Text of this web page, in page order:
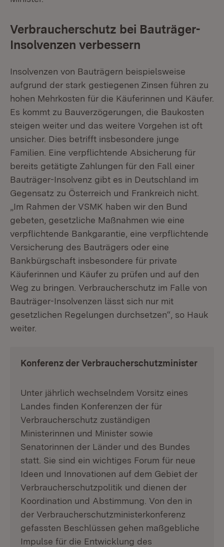
Verbraucherschutz bei Bauträger-
Insolvenzen verbessern
Insolvenzen von Bauträgern beispielsweise
aufgrund der stark gestiegenen Zinsen führen zu
hohen Mehrkosten für die Käuferinnen und Käufer.
Es kommt zu Bauverzögerungen, die Baukosten
steigen weiter und das weitere Vorgehen ist oft
unsicher. Dies betrifft insbesondere junge
Familien. Eine verpflichtende Absicherung für
bereits getätigte Zahlungen für den Fall einer
Bauträger-Insolvenz gibt es in Deutschland im
Gegensatz zu Österreich und Frankreich nicht.
„Im Rahmen der VSMK haben wir den Bund
gebeten, gesetzliche Maßnahmen wie eine
verpflichtende Bankgarantie, eine verpflichtende
Versicherung des Bauträgers oder eine
Bankbürgschaft insbesondere für private
Käuferinnen und Käufer zu prüfen und auf den
Weg zu bringen. Verbraucherschutz im Falle von
Bauträger-Insolvenzen lässt sich nur mit
gesetzlichen Regelungen durchsetzen“, so Hauk
weiter.
Konferenz der Verbraucherschutzminister
Unter jährlich wechselndem Vorsitz eines
Landes finden Konferenzen der für
Verbraucherschutz zuständigen
Ministerinnen und Minister sowie
Senatorinnen der Länder und des Bundes
statt. Sie sind ein wichtiges Forum für neue
Ideen und Innovationen auf dem Gebiet der
Verbraucherschutzpolitik und dienen der
Koordination und Abstimmung. Von den in
der Verbraucherschutzministerkonferenz
gefassten Beschlüssen gehen maßgebliche
Impulse für die Entwicklung des